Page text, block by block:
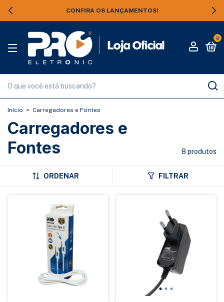
CONFIRA OS LANÇAMENTOS!
0
Início > Carregadores e Fontes
Carregadores e
Fontes
8 produtos
ORDENAR FILTRAR